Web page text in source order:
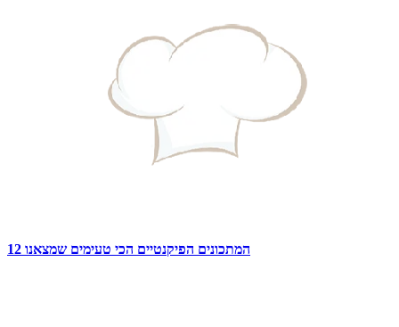
12 המתכונים הפיקנטיים הכי טעימים שמצאנו